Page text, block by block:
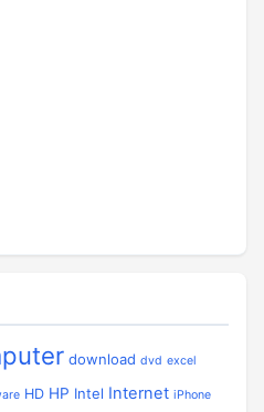
download dvd excel
HD HP Intel Internet iPhone